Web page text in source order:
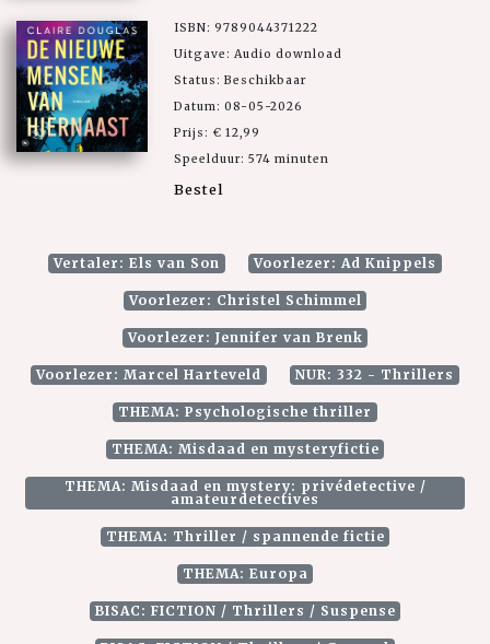
ISBN: 9789044371222
Uitgave: Audio download
Status: Beschikbaar
Datum: 08-05-2026
Prijs: € 12,99
Speelduur: 574 minuten
Bestel
Vertaler: Els van Son Voorlezer: Ad Knippels
Voorlezer: Christel Schimmel
Voorlezer: Jennifer van Brenk
Voorlezer: Marcel Harteveld NUR: 332 - Thrillers
THEMA: Psychologische thriller
THEMA: Misdaad en mysteryfictie
THEMA: Misdaad en mystery: privédetective /
amateurdetectives
THEMA: Thriller / spannende fictie
THEMA: Europa
BISAC: FICTION / Thrillers / Suspense